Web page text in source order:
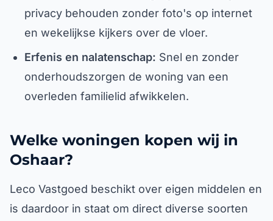
privacy behouden zonder foto's op internet
en wekelijkse kijkers over de vloer.
Erfenis en nalatenschap: Snel en zonder
onderhoudszorgen de woning van een
overleden familielid afwikkelen.
Welke woningen kopen wij in
Oshaar?
Leco Vastgoed beschikt over eigen middelen en
is daardoor in staat om direct diverse soorten